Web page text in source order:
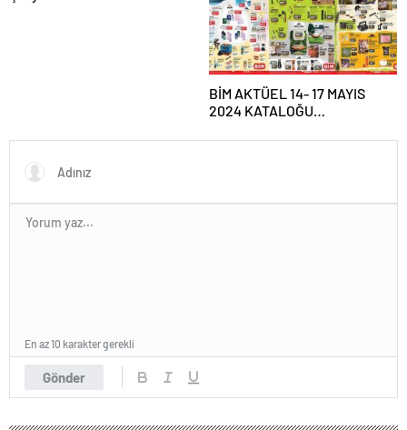
önce deprem mi oldu?
BİM AKTÜEL 14- 17 MAYIS
2024 KATALOĞU
gelecek ürünler neler?
Gönder
En az 10 karakter gerekli